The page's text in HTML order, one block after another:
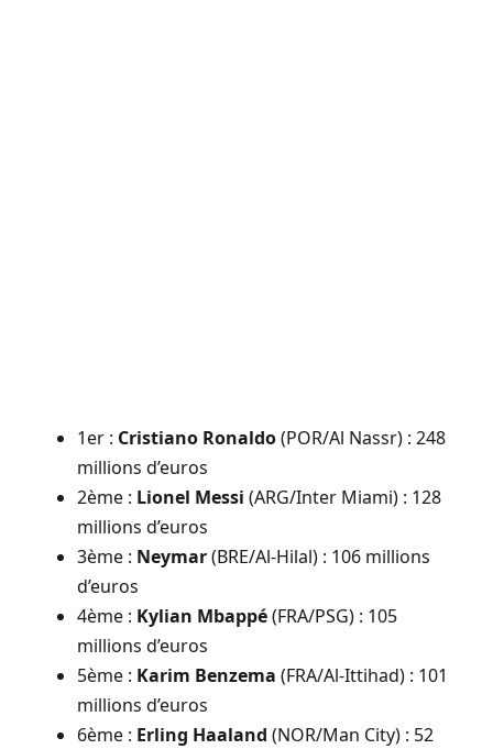
1er : Cristiano Ronaldo(POR/Al Nassr) : 248
millions d’euros
2ème : Lionel Messi (ARG/Inter Miami) : 128
millions d’euros
3ème : Neymar(BRE/Al-Hilal) : 106 millions
d’euros
4ème : Kylian Mbappé(FRA/PSG) : 105
millions d’euros
5ème : Karim Benzema (FRA/Al-Ittihad) : 101
millions d’euros
6ème : Erling Haaland (NOR/Man City) : 52